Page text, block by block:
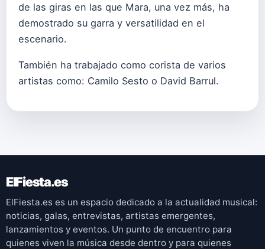
de las giras en las que Mara, una vez más, ha
demostrado su garra y versatilidad en el
escenario.
También ha trabajado como corista de varios
artistas como: Camilo Sesto o David Barrul.
ElFiesta.es
ElFiesta.es es un espacio dedicado a la actualidad musical:
noticias, galas, entrevistas, artistas emergentes,
lanzamientos y eventos. Un punto de encuentro para
quienes viven la música desde dentro y para quienes